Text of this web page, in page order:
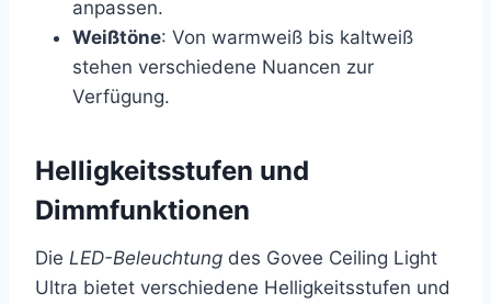
anpassen.
Weißtöne: Von warmweiß bis kaltweiß
stehen verschiedene Nuancen zur
Verfügung.
Helligkeitsstufen und
Dimmfunktionen
Die LED-Beleuchtung des Govee Ceiling Light
Ultra bietet verschiedene Helligkeitsstufen und